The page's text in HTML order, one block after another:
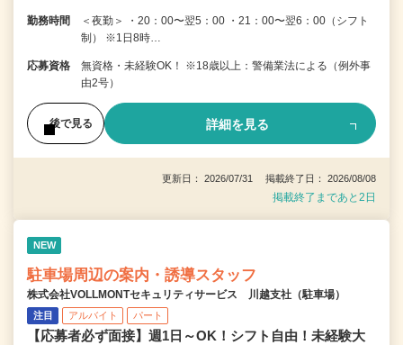
勤務時間
＜夜勤＞ ・20：00〜翌5：00 ・21：00〜翌6：00（シフト
制） ※1日8時…
応募資格
無資格・未経験OK！ ※18歳以上：警備業法による（例外事
由2号）
後で見る 詳細を見る
更新日： 2026/07/31 掲載終了日： 2026/08/08
掲載終了まであと2日
NEW
駐車場周辺の案内・誘導スタッフ
株式会社VOLLMONTセキュリティサービス 川越支社（駐車場）
注目 アルバイト パート
【応募者必ず面接】週1日～OK！シフト自由！未経験大